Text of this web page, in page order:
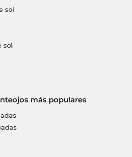
sol
sol
más populares